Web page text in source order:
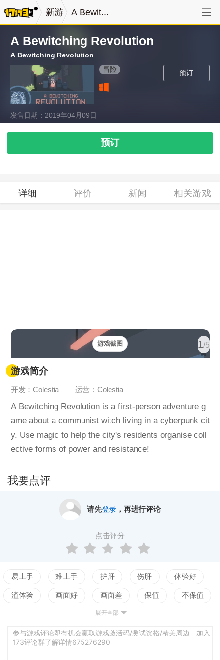
新游 A Bewit...
A Bewitching Revolution
A Bewitching Revolution
预订
冒险
发售日期：2019年04月09日
预订
详细 评价 新闻 相关游戏
1/5
游戏截图
游戏简介
开发：Colestia 运营：Colestia
A Bewitching Revolution is a first-person adventure g
ame about a communist witch living in a cyberpunk cit
y. Use magic to help the city's residents organise coll
ective forms of power and resistance!
我要点评
请先登录，再进行评论
点击评分
易上手 难上手 护肝 伤肝 体验好
渣体验 画面好 画面差 保值 不保值
测试
展开全部
参与游戏评论即有机会赢取游戏激活码/测试资格/精美周边！加入
173评论群了解详情675276290